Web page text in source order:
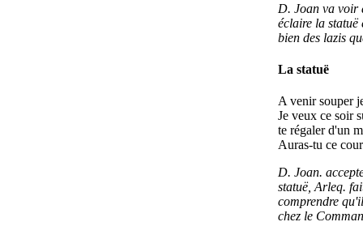
D. Joan va voir
éclaire la statuë
bien des lazis
La statuë
A venir souper
Je veux ce soir
te régaler d'un
Auras-tu ce
D. Joan.
statuë, Arleq.
comprendre
chez le